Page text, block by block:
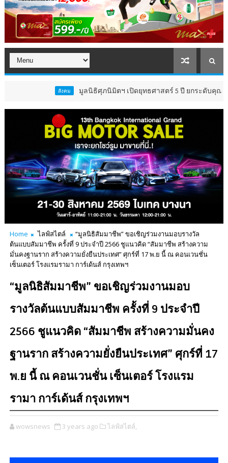
มูลนิธิศุภนิมิตฯ เปิดยุทธศาสตร์ 5 ปี ยกระดับคุณภาพชีวิต ‘เด็
Home ไลฟ์สไตล์
“มูลนิธิสัมมาชีพ” ขอเชิญร่วมงานมอบรางวัล
ต้นแบบสัมมาชีพ ครั้งที่ 9 ประจำปี 2566 ชูแนวคิด “สัมมาชีพ สร้างความ
มั่นคงฐานราก สร้างความยั่งยืนประเทศ” ศุกร์ที่ 17 พ.ย นี้ ณ คอนเวนชั่น
เซ็นเตอร์ โรงแรมรามา การ์เด้นส์ กรุงเทพฯ
“มูลนิธิสัมมาชีพ” ขอเชิญร่วมงานมอบ
รางวัลต้นแบบสัมมาชีพ ครั้งที่ 9 ประจำปี
2566 ชูแนวคิด “สัมมาชีพ สร้างความมั่นคง
ฐานราก สร้างความยั่งยืนประเทศ” ศุกร์ที่ 17
พ.ย นี้ ณ คอนเวนชั่น เซ็นเตอร์ โรงแรม
รามา การ์เด้นส์ กรุงเทพฯ
wowsnews 3 years ago ไลฟ์สไตล์,